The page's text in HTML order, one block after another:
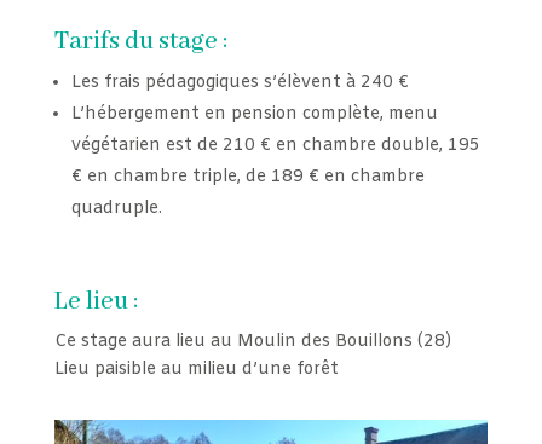
Tarifs du stage :
Les frais pédagogiques s’élèvent à 240 €
L’hébergement en pension complète, menu
végétarien est de 210 € en chambre double, 195
€ en chambre triple, de 189 € en chambre
quadruple.
Le lieu :
Ce stage aura lieu au Moulin des Bouillons (28)
Lieu paisible au milieu d’une forêt